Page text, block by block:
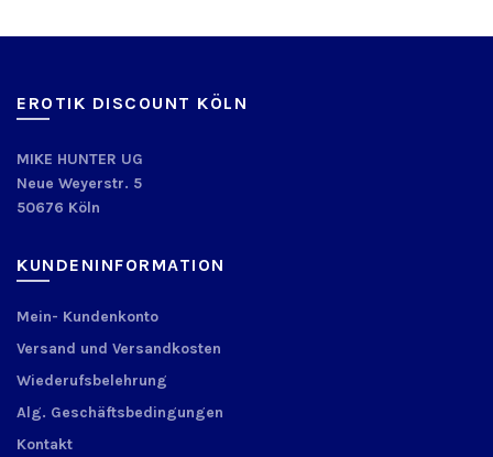
EROTIK DISCOUNT KÖLN
MIKE HUNTER UG
Neue Weyerstr. 5
50676 Köln
KUNDENINFORMATION
Mein- Kundenkonto
Versand und Versandkosten
Wiederufsbelehrung
Alg. Geschäftsbedingungen
Kontakt